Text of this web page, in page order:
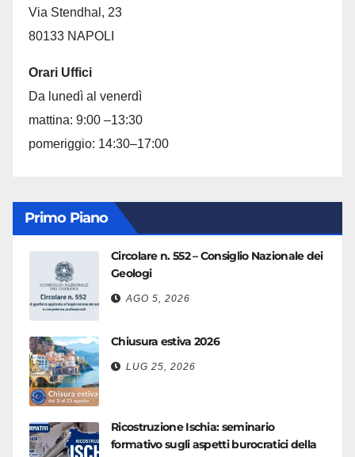
Via Stendhal, 23
80133 NAPOLI
Orari Uffici
Da lunedì al venerdì
mattina: 9:00 –13:30
pomeriggio: 14:30–17:00
Primo Piano
Circolare n. 552 – Consiglio Nazionale dei
Geologi
AGO 5, 2026
Chiusura estiva 2026
LUG 25, 2026
Ricostruzione Ischia: seminario
formativo sugli aspetti burocratici della